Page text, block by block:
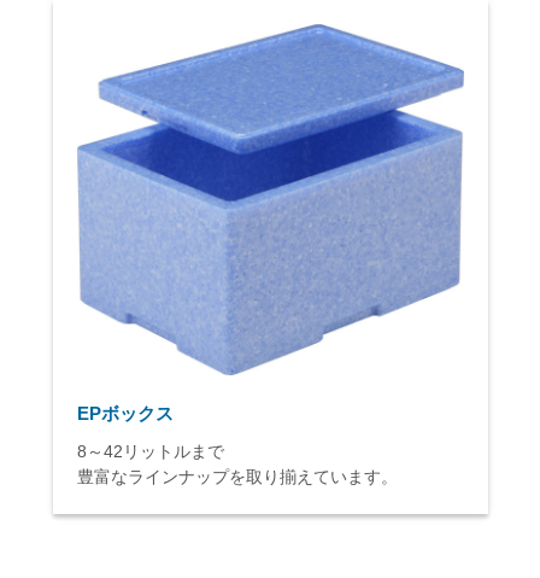
EPボックス
8～42リットルまで
豊富なラインナップを取り揃えています。